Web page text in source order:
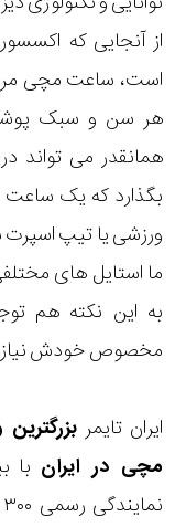
از آنجایی که
است، ساعت مچی
هر سن و سبک
همانقدر می تواند
بگذارد که یک ساعت
ورزشی یا تیپ اسپرت
ما استایل های
به این نکته هم
مخصوص خودش نیاز
ایران تایمر
مچی در ایران
نمایندگی رسمی ۳۰۰ برند جهانی است و توانسته ایم